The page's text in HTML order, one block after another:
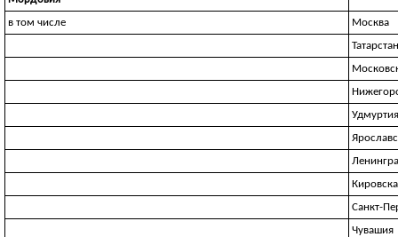
в том числе
Москва
Татарстан
Удмуртия
Санкт-
Чувашия